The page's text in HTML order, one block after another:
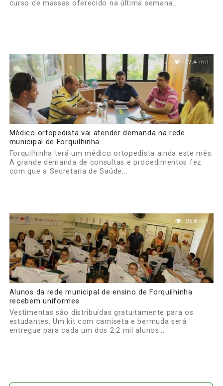
curso de massas oferecido na última semana...
77.4 mil
Médico ortopedista vai atender demanda na rede
municipal de Forquilhinha
Forquilhinha terá um médico ortopedista ainda este mês.
A grande demanda de consultas e procedimentos fez
com que a Secretaria de Saúde...
95.8 mil
Alunos da rede municipal de ensino de Forquilhinha
recebem uniformes
Vestimentas são distribuídas gratuitamente para os
estudantes. Um kit com camiseta e bermuda será
entregue para cada um dos 2,2 mil alunos...